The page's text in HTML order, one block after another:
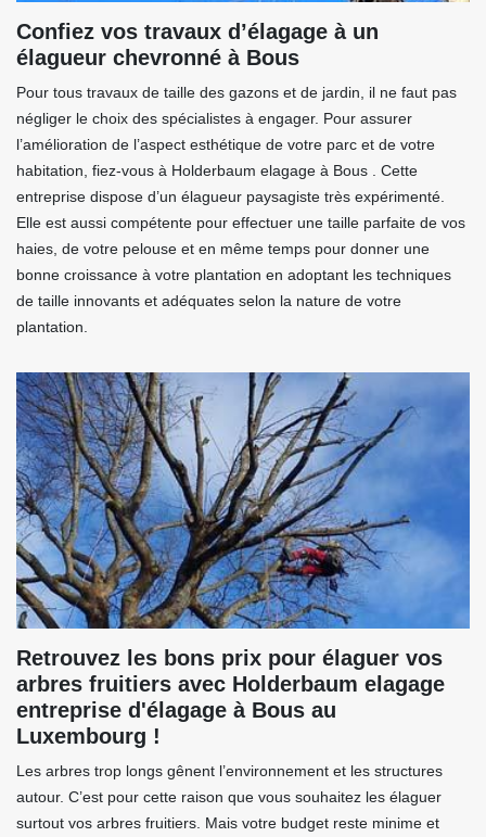
Confiez vos travaux d’élagage à un
élagueur chevronné à Bous
Pour tous travaux de taille des gazons et de jardin, il ne faut pas
négliger le choix des spécialistes à engager. Pour assurer
l’amélioration de l’aspect esthétique de votre parc et de votre
habitation, fiez-vous à Holderbaum elagage à Bous . Cette
entreprise dispose d’un élagueur paysagiste très expérimenté.
Elle est aussi compétente pour effectuer une taille parfaite de vos
haies, de votre pelouse et en même temps pour donner une
bonne croissance à votre plantation en adoptant les techniques
de taille innovants et adéquates selon la nature de votre
plantation.
Retrouvez les bons prix pour élaguer vos
arbres fruitiers avec Holderbaum elagage
entreprise d'élagage à Bous au
Luxembourg !
Les arbres trop longs gênent l’environnement et les structures
autour. C’est pour cette raison que vous souhaitez les élaguer
surtout vos arbres fruitiers. Mais votre budget reste minime et